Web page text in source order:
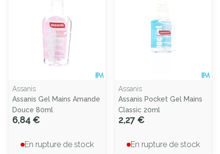
Assanis
Assanis Gel Mains Amande
Douce 80ml
6,84 €
En rupture de stock
Assanis
Assanis Pocket Gel Mains
Classic 20ml
2,27 €
En rupture de stock